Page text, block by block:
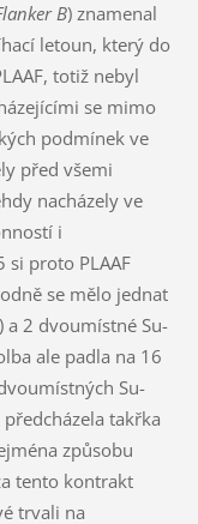
B) znamenal
letoun, který do
totiž nebyl
se mimo
podmínek ve
před všemi
nacházely ve
i
proto PLAAF
se mělo jednat
a 2 dvoumístné Su-
ale padla na 16
Su-
takřka
způsobu
tento kontrakt
trvali na